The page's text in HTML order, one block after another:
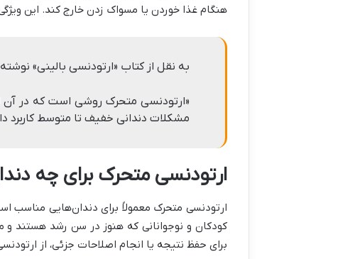
هنگام غذا خوردن یا مسواک زدن خارج کند. این
به نقل از کتاب «ارتودنسی بالینی»
«ارتودنسی متحرک روشی است که در آن
مشکلات دندانی خفیف تا متوسط کاربرد
ارتودنسی متحرک برای چه
ارتودنسی متحرک معمولاً برای دندان‌هایی مناسب
کودکان و نوجوانانی که هنوز در سن رشد هستند و
برای حفظ نتیجه یا انجام اصلاحات جزئی، از